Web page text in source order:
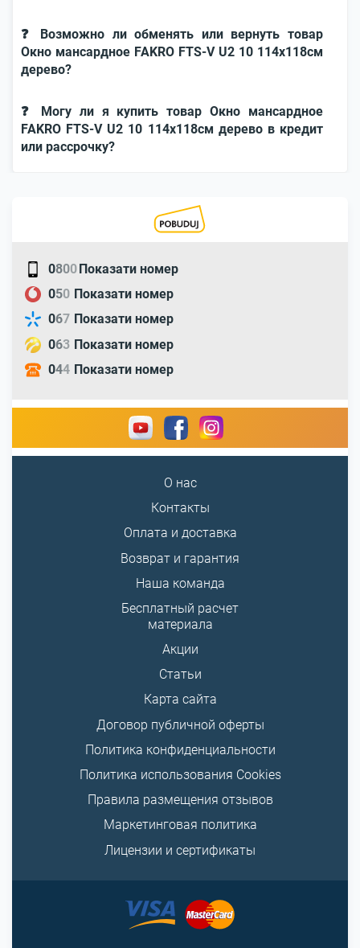
❓ Возможно ли обменять или вернуть товар
Окно мансардное FAKRO FTS-V U2 10 114x118см
дерево?
❓ Могу ли я купить товар Окно мансардное
FAKRO FTS-V U2 10 114x118см дерево в кредит
или рассрочку?
0800Показати номер
050 Показати номер
067 Показати номер
063 Показати номер
044 Показати номер
О нас
Контакты
Оплата и доставка
Возврат и гарантия
Наша команда
Бесплатный расчет
материала
Акции
Статьи
Карта сайта
Договор публичной оферты
Политика конфиденциальности
Политика использования Cookies
Правила размещения отзывов
Маркетинговая политика
Лицензии и сертификаты